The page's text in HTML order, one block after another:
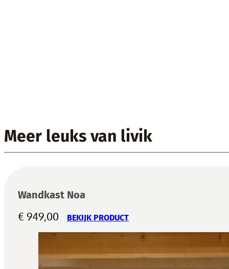
Meer leuks van livik
Wandkast Noa
€ 949,00 BEKIJK PRODUCT